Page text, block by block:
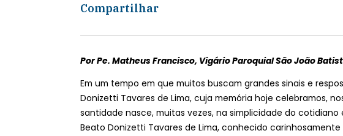
Compartilhar
Por Pe. Matheus Francisco, Vigário Paroquial São João
Em um tempo em que muitos buscam grandes sinais e
Donizetti Tavares de Lima, cuja memória hoje celebramos,
santidade nasce, muitas vezes, na simplicidade do cotidiano
Beato Donizetti Tavares de Lima, conhecido